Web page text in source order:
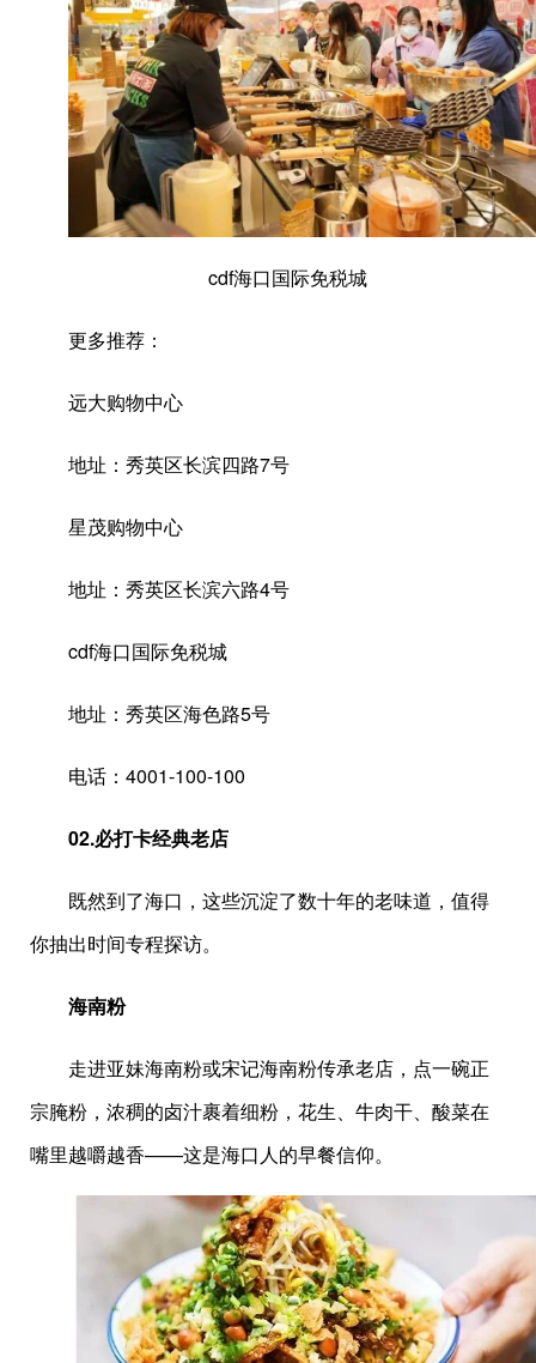
cdf海口国际免税城
更多推荐：
远大购物中心
地址：秀英区长滨四路7号
星茂购物中心
地址：秀英区长滨六路4号
cdf海口国际免税城
地址：秀英区海色路5号
电话：4001-100-100
02.必打卡经典老店
既然到了海口，这些沉淀了数十年的老味道，值得
你抽出时间专程探访。
海南粉
走进亚妹海南粉或宋记海南粉传承老店，点一碗正
宗腌粉，浓稠的卤汁裹着细粉，花生、牛肉干、酸菜在
嘴里越嚼越香——这是海口人的早餐信仰。